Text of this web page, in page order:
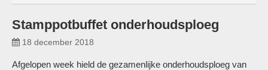
Stamppotbuffet onderhoudsploeg
18 december 2018
Afgelopen week hield de gezamenlijke onderhoudsploeg van